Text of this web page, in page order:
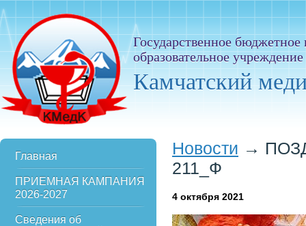
Государственное
образовательное
Камчатский
Главная
ПРИЕМНАЯ КАМПАНИЯ
2026-2027
Сведения об
Новости →
211_Ф
4 октября 2021